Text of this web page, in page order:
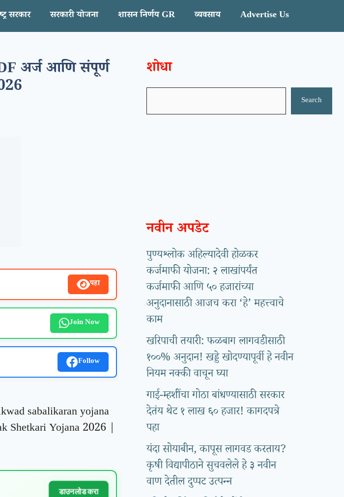
सरकार सरकारी योजना शासन निर्णय GR व्यवसाय Advertise Us
अर्ज आणि संपूर्ण
पहा
Join Now
Follow
sabalikaran yojana
Shetkari Yojana 2026 |
डाउनलोड करा
शोधा
Search
नवीन अपडेट
पुण्यश्लोक अहिल्यादेवी होळकर
कर्जमाफी योजना: २ लाखांपर्यंत
कर्जमाफी आणि ५० हजारांच्या
अनुदानासाठी आजच करा ‘हे’ महत्त्वाचे
काम
खरिपाची तयारी: फळबाग लागवडीसाठी
१००% अनुदान! खड्डे खोदण्यापूर्वी हे नवीन
नियम नक्की वाचून घ्या
गाई-म्हशींचा गोठा बांधण्यासाठी सरकार
देतंय थेट १ लाख ६० हजार! कागदपत्रे
पहा
यंदा सोयाबीन, कापूस लागवड करताय?
कृषी विद्यापीठाने सुचवलेले हे ३ नवीन
वाण देतील दुप्पट उत्पन्न